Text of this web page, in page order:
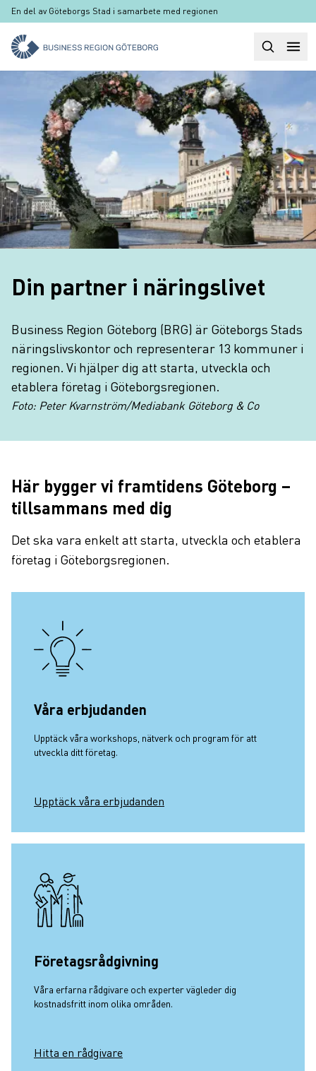
Hoppa till huvudinnehåll
En del av Göteborgs Stad i samarbete med regionen
Sök
Din partner i näringslivet
Business Region Göteborg (BRG) är Göteborgs Stads
näringslivskontor och representerar 13 kommuner i
regionen. Vi hjälper dig att starta, utveckla och
etablera företag i Göteborgsregionen.
Foto: Peter Kvarnström/Mediabank Göteborg & Co
Här bygger vi framtidens Göteborg –
tillsammans med dig
Det ska vara enkelt att starta, utveckla och etablera
företag i Göteborgsregionen.
Våra erbjudanden
Upptäck våra workshops, nätverk och program för att
utveckla ditt företag.
Upptäck våra erbjudanden
Företagsrådgivning
Våra erfarna rådgivare och experter vägleder dig
kostnadsfritt inom olika områden.
Hitta en rådgivare